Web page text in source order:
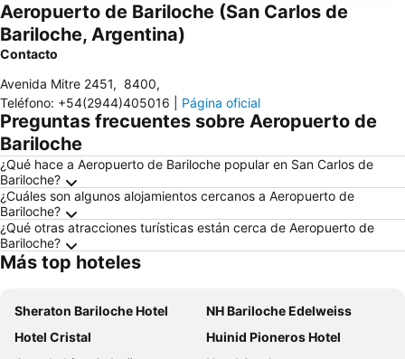
Aeropuerto de Bariloche (San Carlos de
Bariloche, Argentina)
Contacto
Avenida Mitre 2451, 8400,
Teléfono: +54(2944)405016 Página oficial
Preguntas frecuentes sobre Aeropuerto de
Bariloche
¿Qué hace a Aeropuerto de Bariloche popular en San Carlos de
Bariloche?
¿Cuáles son algunos alojamientos cercanos a Aeropuerto de
Bariloche?
¿Qué otras atracciones turísticas están cerca de Aeropuerto de
Bariloche?
Más top hoteles
Sheraton Bariloche Hotel
NH Bariloche Edelweiss
Hotel Cristal
Huinid Pioneros Hotel